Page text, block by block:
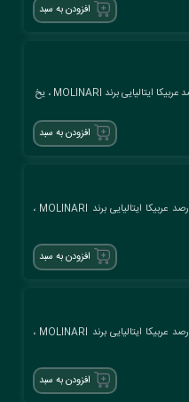
افزودن به سبد
افزودن به سبد
دوشات اسپرسو (دبل) تهیه شده از دان 100 درصد عربیکا ایتالیایی برند MOLINARI ،
افزودن به سبد
دوشات اسپرسو (دبل) تهیه شده از دان 100 درصد عربیکا ایتالیایی برند MOLINARI ،
افزودن به سبد